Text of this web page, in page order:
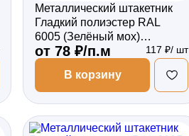
Металлический штакетник
Гладкий полиэстер RAL
6005 (Зелёный мох)
1500*87*0,5 односторонний
Фигурный
от 78 ₽/п.м 117 ₽/ шт
В корзину